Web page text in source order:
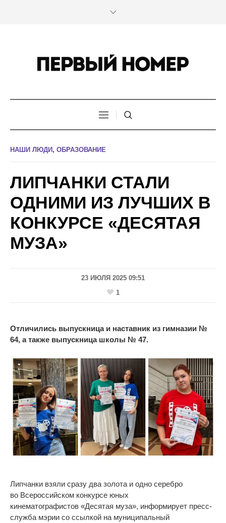
НАШИ ЛЮДИ , ОБРАЗОВАНИЕ
ЛИПЧАНКИ СТАЛИ
ОДНИМИ ИЗ ЛУЧШИХ В
КОНКУРСЕ «ДЕСЯТАЯ
МУЗА»
23 ИЮЛЯ 2025 09:51
1
Отличились выпускница и наставник из гимназии №
64, а также выпускница школы № 47.
Липчанки взяли сразу два золота и одно серебро
во Всероссийском конкурсе юных
кинематографистов «Десятая муза», информирует пресс-
служба мэрии со ссылкой на муниципальный